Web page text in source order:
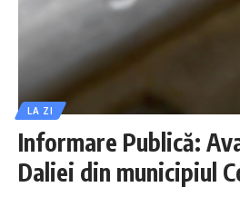
LA ZI
Informare Publică:
Daliei din municipiul